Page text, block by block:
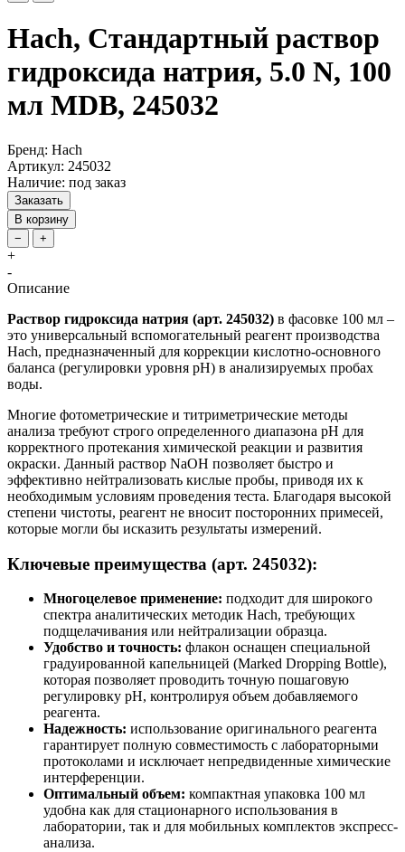
Hach, Стандартный раствор
гидроксида натрия, 5.0 N, 100
мл MDB, 245032
Бренд: Hach
Артикул: 245032
Наличие: под заказ
Заказать
В корзину
−
+
+
-
Описание
Раствор гидроксида натрия (арт. 245032) в фасовке 100 мл –
это универсальный вспомогательный реагент производства
Hach, предназначенный для коррекции кислотно-основного
баланса (регулировки уровня pH) в анализируемых пробах
воды.
Многие фотометрические и титриметрические методы
анализа требуют строго определенного диапазона pH для
корректного протекания химической реакции и развития
окраски. Данный раствор NaOH позволяет быстро и
эффективно нейтрализовать кислые пробы, приводя их к
необходимым условиям проведения теста. Благодаря высокой
степени чистоты, реагент не вносит посторонних примесей,
которые могли бы исказить результаты измерений.
Ключевые преимущества (арт. 245032):
Многоцелевое применение: подходит для широкого
спектра аналитических методик Hach, требующих
подщелачивания или нейтрализации образца.
Удобство и точность: флакон оснащен специальной
градуированной капельницей (Marked Dropping Bottle),
которая позволяет проводить точную пошаговую
регулировку pH, контролируя объем добавляемого
реагента.
Надежность: использование оригинального реагента
гарантирует полную совместимость с лабораторными
протоколами и исключает непредвиденные химические
интерференции.
Оптимальный объем: компактная упаковка 100 мл
удобна как для стационарного использования в
лаборатории, так и для мобильных комплектов экспресс-
анализа.